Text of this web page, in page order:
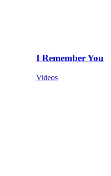
I Remember You
Videos